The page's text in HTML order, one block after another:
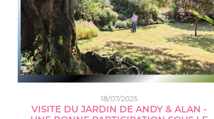
18/07/2025
VISITE DU JARDIN DE ANDY & ALAN -